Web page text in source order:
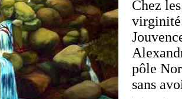
Chez
pôle
sans
.